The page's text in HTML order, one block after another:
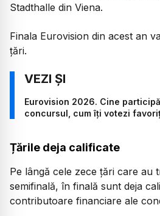
Stadthalle din Viena.
Finala Eurovision din acest an
țări.
Eurovision 2026. Cine
concursul, cum îți votezi
Țările deja calificate
Pe lângă cele zece țări care au
semifinală, în finală sunt deja
contributoare financiare ale